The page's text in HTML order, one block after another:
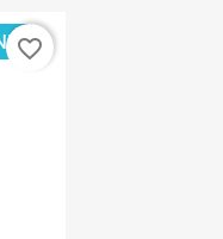
favorite_border